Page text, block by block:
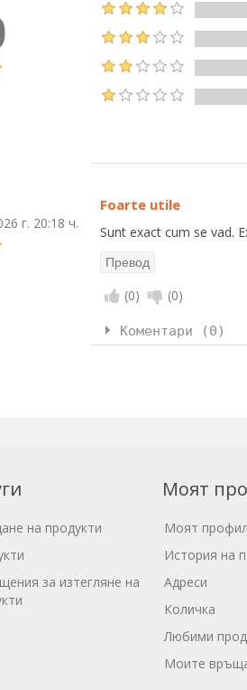
г. 20:18 ч.
Foarte utile
Sunt exact cum se vad.
(0) (0)
Коментари (0)
на продукти
за изтегляне на
Моят
Моят профил
История на
Адреси
Количка
Любими
Моите